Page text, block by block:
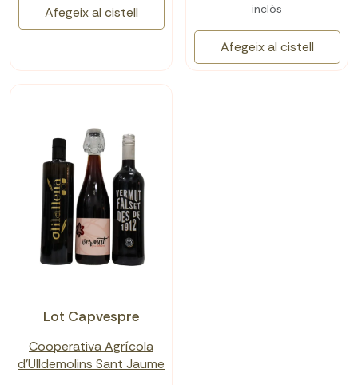
Afegeix al cistell
inclòs
Afegeix al cistell
Lot Capvespre
Cooperativa Agrícola
d'Ulldemolins Sant Jaume